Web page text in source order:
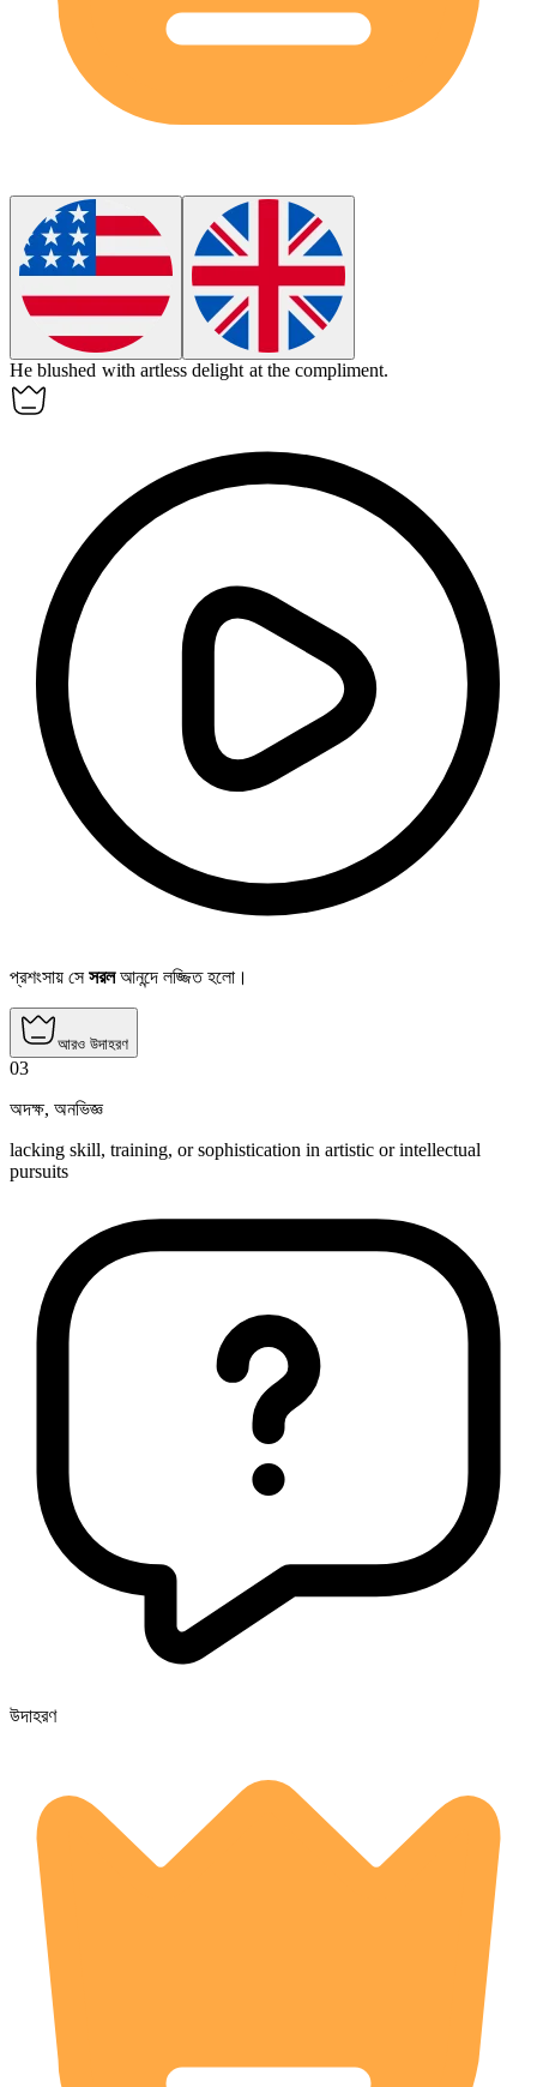
He blushed with artless delight at the compliment.
প্রশংসায় সেসরলআনন্দে লজ্জিত হলো।
আরও উদাহরণ
03
অদক্ষ, অনভিজ্ঞ
lacking skill, training, or sophistication in artistic or intellectual
pursuits
উদাহরণ